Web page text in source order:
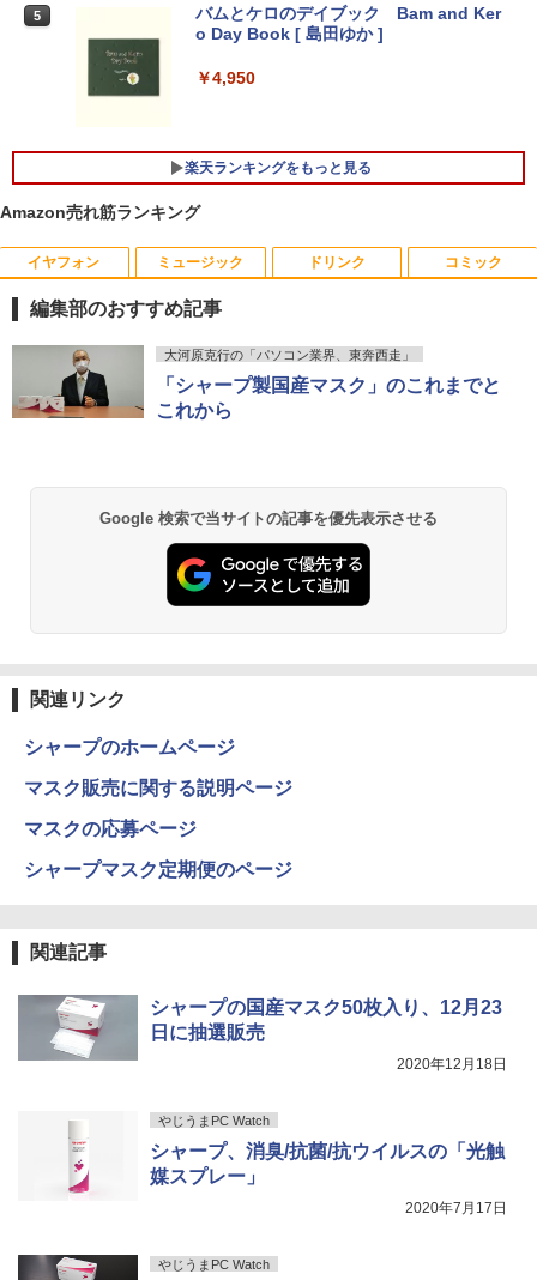
【期間限定 ポイント10倍】Lenovo Idea
着脱式キーボード（intel 第九世代Celero
y Audio）【整備済み中古品】
￥13,800
in11搭載 パソコンノートパソコンoffice
5.6型 インテル高速CPU ランダムで発送
メモリ4GB～ 高速SSD1TB 最大 フルHD
Webカメラ zoom 軽量薄型 無線 型番更
新で在庫処分
21.5型〜27型ワイド 【HDMI対応 / FULL
HD解像度】 大手メーカー液晶 (Dell/HP/
witch PS4 PS5対応 【整備済み中古品】
5
＼500円OFFクーポンあり！／ モバイル
スプレイ VESA対応 コスパ デュアルモニ
ター サブモニター ゲーミングモニター
ートワーク IPS mini pc ミニPC 多デバ
￥9,480
5
バムとケロのデイブック Bam and Ker
o Day Book [ 島田ゆか ]
￥4,950
楽天ランキングをもっと見る
Amazon売れ筋ランキング
イヤフォン
Anker Soundcore P40i オフホワイト
￥7,990
￥5,990
【2026年アップグレード版】AOKIMI ワイヤ
レスイヤホン bluetooth イヤホン V12 小型
軽量 ブルートゥースHi-Fi 最大36時間再生 ぶ
るーとゅーす コードレス ENCノイズキャン
セリング 自動ペアリング Type-C充電 マイク
Xiaomi シャオミ REDMI Buds 8 Lite ワイヤ
レスイヤホン Bluetooth 5.4 ノイズキャンセ
￥3,480
ミュージック
BRUCE WAYNE feat. Flo Milli, ATL Jacob
[Explicit]
￥250
[Explicit]
￥250
On My Road (Stadium ver.)
￥250
ドリンク
【Amazon.co.jp限定】 い・ろ・は・す 2L P
ET ラベルレス ×8本
￥1,112
富士山の天然水 バナジウム含有 水 ミネラル
ウォーター ペットボトル 静岡県産 500ミリリ
ットル (Smart Basic)
￥1,380
by Amazon 炭酸水 ラベルレス 500ml ×24本
強炭酸水 ペットボトル 500ミリリットル (Sm
art Basic)
ベルレス 650mlPET×24本
￥2,009
コミック
薬屋のひとりごと 17巻 (デジタル版ビッグガ
ンガンコミックス)
￥770
エース)
￥832
HUNTER×HUNTER モノクロ版 39 (ジャンプ
コミックスDIGITAL)
￥572
￥810
編集部のおすすめ記事
大河原克行の「パソコン業界、東奔西走」
「シャープ製国産マスク」のこれまでと
これから
Google 検索で当サイトの記事を優先表示させる
関連リンク
シャープのホームページ
マスク販売に関する説明ページ
マスクの応募ページ
シャープマスク定期便のページ
関連記事
シャープの国産マスク50枚入り、12月23
日に抽選販売
2020年12月18日
やじうまPC Watch
シャープ、消臭/抗菌/抗ウイルスの「光触
媒スプレー」
2020年7月17日
やじうまPC Watch